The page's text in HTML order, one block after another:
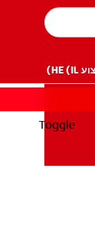
HE (IL)
Toggle